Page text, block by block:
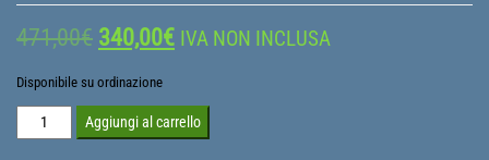
471,00€ Il
prezzo
originale
340,00€Il
attuale
IVA NON INCLUSA
Disponibile su ordinazione
AZOIDRO
Aggiungi al carrello